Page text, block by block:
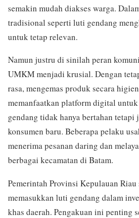
semakin mudah diakses warga.
tradisional seperti luti gendang
untuk tetap relevan.
Namun justru di sinilah peran
UMKM menjadi krusial. Dengan
rasa, mengemas produk secara
memanfaatkan platform digital
gendang tidak hanya bertahan tetapi
konsumen baru. Beberapa pelaku
menerima pesanan daring dan
berbagai kecamatan di Batam.
Pemerintah Provinsi Kepulauan
memasukkan luti gendang dalam
khas daerah. Pengakuan ini penting